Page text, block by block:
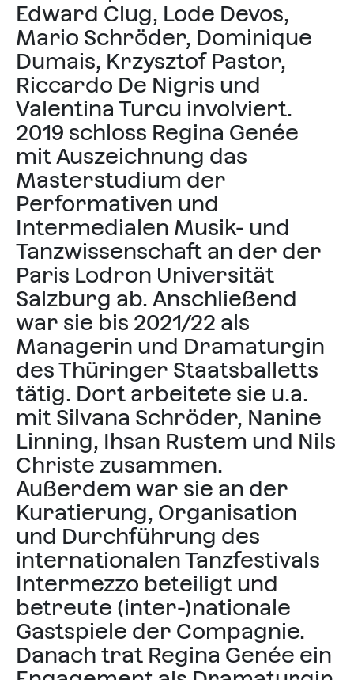
Edward Clug, Lode Devos,
Mario Schröder, Dominique
Dumais, Krzysztof Pastor,
Riccardo De Nigris und
Valentina Turcu involviert.
2019 schloss Regina Genée
mit Auszeichnung das
Masterstudium der
Performativen und
Intermedialen Musik- und
Tanzwissenschaft an der der
Paris Lodron Universität
Salzburg ab. Anschließend
war sie bis 2021/22 als
Managerin und Dramaturgin
des Thüringer Staatsballetts
tätig. Dort arbeitete sie u.a.
mit Silvana Schröder, Nanine
Linning, Ihsan Rustem und Nils
Christe zusammen.
Außerdem war sie an der
Kuratierung, Organisation
und Durchführung des
internationalen Tanzfestivals
Intermezzo beteiligt und
betreute (inter-)nationale
Gastspiele der Compagnie.
Danach trat Regina Genée ein